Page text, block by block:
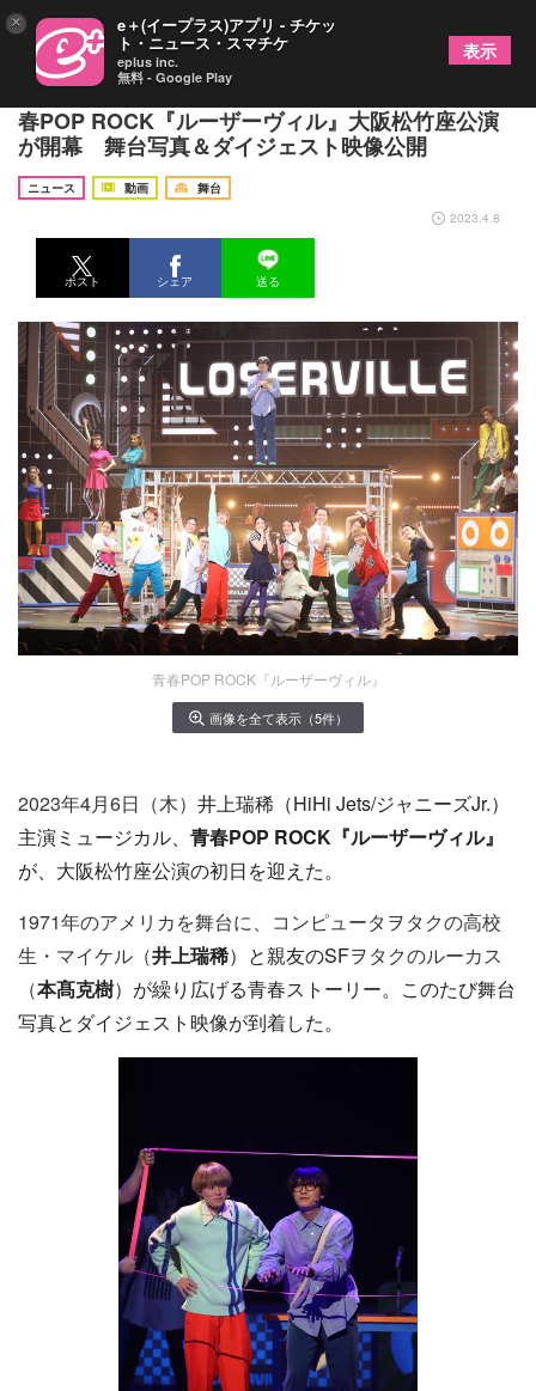
井上瑞稀、本髙克樹がヲタクの高校生を演じる 青
春POP ROCK『ルーザーヴィル』大阪松竹座公演
が開幕 舞台写真＆ダイジェスト映像公開
ニュース 動画
舞台
2023.4.8
ポスト シェア 送る
青春POP ROCK『ルーザーヴィル』
画像を全て表示（5件）
2023年4月6日（木） 井上瑞稀（HiHi Jets/ジャニーズJr.）
主演ミュージカル、 青春POP ROCK『ルーザーヴィル』
が、 大阪松竹座公演の初日を迎えた。
1971年のアメリカを舞台に、コンピュータヲタクの高校
生・マイケル（井上瑞稀）と親友のSFヲタクのルーカス
（本髙克樹）が繰り広げる青春ストーリー。このたび舞台
写真とダイジェスト映像が到着した。
× e＋(イープラス)アプリ - チケッ
ト・ニュース・スマチケ
eplus inc.
無料 - Google Play
表示